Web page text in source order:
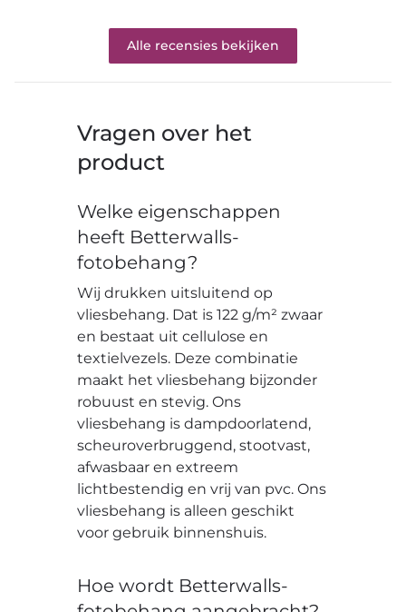
Alle recensies bekijken
Vragen over het
product
Welke eigenschappen
heeft Betterwalls-
fotobehang?
Wij drukken uitsluitend op
vliesbehang. Dat is 122 g/m² zwaar
en bestaat uit cellulose en
textielvezels. Deze combinatie
maakt het vliesbehang bijzonder
robuust en stevig. Ons
vliesbehang is dampdoorlatend,
scheuroverbruggend, stootvast,
afwasbaar en extreem
lichtbestendig en vrij van pvc. Ons
vliesbehang is alleen geschikt
voor gebruik binnenshuis.
Hoe wordt Betterwalls-